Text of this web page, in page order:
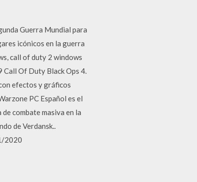
Guerra Mundial para
icónicos en la guerra
call of duty 2 windows
Of Duty Black Ops 4.
efectos y gráficos
PC Español es el
combate masiva en la
de Verdansk..
2020